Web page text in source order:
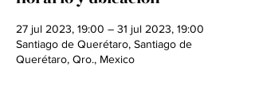
27 jul 2023, 19:00 – 31 jul 2023, 19:00
Santiago de Querétaro, Santiago de
Querétaro, Qro., Mexico